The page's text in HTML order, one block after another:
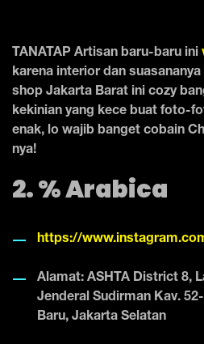
TANATAP Artisan baru-baru ini
karena interior dan
shop Jakarta Barat ini cozy
kekinian yang kece buat foto-
enak, lo wajib banget cobain
nya!
2. % Arabica
https://
Alamat: ASHTA District 8,
Jenderal Sudirman Kav.
Baru, Jakarta Selatan